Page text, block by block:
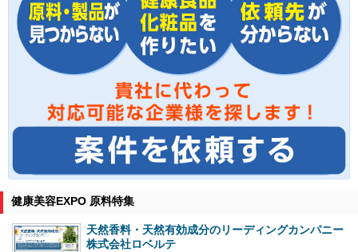
健康美容EXPO 原料特集
天然香料・天然有効成分のリーディングカンパニー
株式会社ロベルテ